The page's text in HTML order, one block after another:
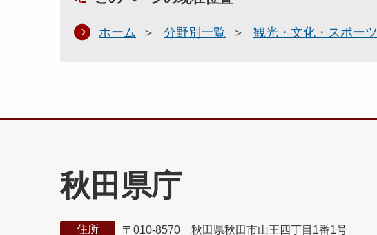
ホーム 分野別一覧 観光・文化・スポーツ
秋田県庁
住所 〒010-8570 秋田県秋田市山王四丁目1番1号